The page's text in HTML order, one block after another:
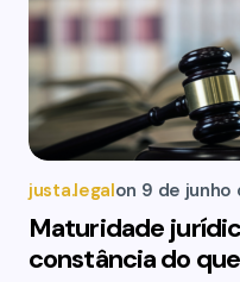
justa.legalon 9 de junho
Maturidade
constância do